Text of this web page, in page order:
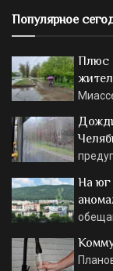
Популярное
Плюс
На юг